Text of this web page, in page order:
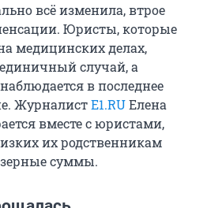
всё изменила, втрое
Юристы, которые
медицинских делах,
случай, а
в последнее
ЖурналистE1.RUЕлена
вместе с юристами,
их родственникам
суммы.